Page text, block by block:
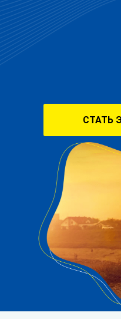
Сейчас мы
Я даю
* срок
СТАТЬ